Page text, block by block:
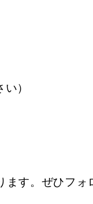
）
ます。ぜひフォ